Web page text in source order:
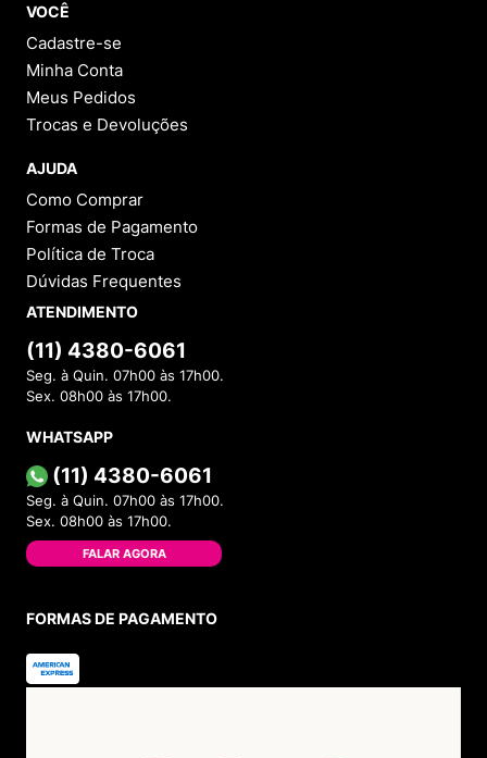
VOCÊ
Cadastre-se
Minha Conta
Meus Pedidos
Trocas e Devoluções
AJUDA
Como Comprar
Formas de Pagamento
Política de Troca
Dúvidas Frequentes
ATENDIMENTO
(11) 4380-6061
Seg. à Quin. 07h00 às 17h00.
Sex. 08h00 às 17h00.
WHATSAPP
(11) 4380-6061
Seg. à Quin. 07h00 às 17h00.
Sex. 08h00 às 17h00.
FALAR AGORA
FORMAS DE PAGAMENTO